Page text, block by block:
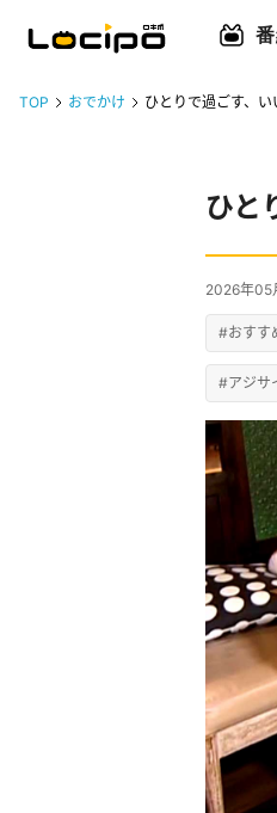
TOP おでかけ ひとりで過ごす、
ひと
2026年05
#おすす
#アジサ